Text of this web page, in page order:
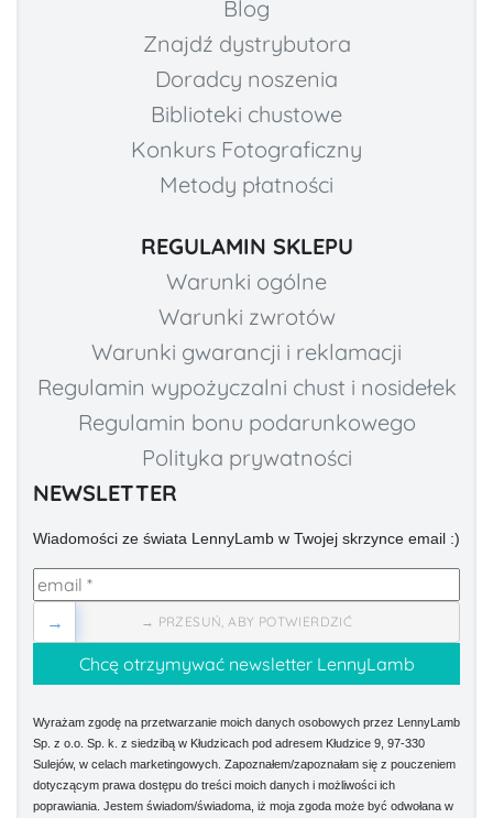
Blog
Znajdź dystrybutora
Doradcy noszenia
Biblioteki chustowe
Konkurs Fotograficzny
Metody płatności
REGULAMIN SKLEPU
Warunki ogólne
Warunki zwrotów
Warunki gwarancji i reklamacji
Regulamin wypożyczalni chust i nosidełek
Regulamin bonu podarunkowego
Polityka prywatności
NEWSLETTER
Wiadomości ze świata LennyLamb w Twojej skrzynce email :)
→ PRZESUŃ, ABY POTWIERDZIĆ
→
Wyrażam zgodę na przetwarzanie moich danych osobowych przez LennyLamb
Sp. z o.o. Sp. k. z siedzibą w Kłudzicach pod adresem Kłudzice 9, 97-330
Sulejów, w celach marketingowych. Zapoznałem/zapoznałam się z pouczeniem
dotyczącym prawa dostępu do treści moich danych i możliwości ich
poprawiania. Jestem świadom/świadoma, iż moja zgoda może być odwołana w